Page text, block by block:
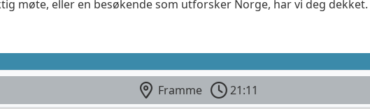
møte, eller en besøkende som utforsker Norge, har vi deg dekket.
Framme
21:11